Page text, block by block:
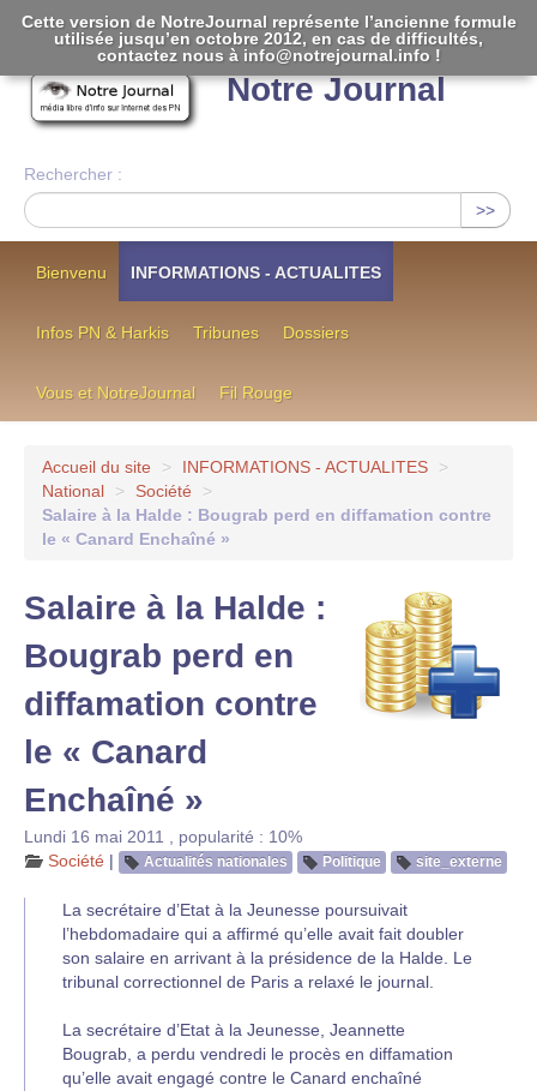
Notre Journal
Rechercher :
>>
Bienvenu INFORMATIONS - ACTUALITES
Infos PN & Harkis Tribunes Dossiers
Vous et NotreJournal Fil Rouge
Accueil du site > INFORMATIONS - ACTUALITES
>
National
> Société
>
Salaire à la Halde : Bougrab perd en diffamation contre
le « Canard Enchaîné »
Salaire à la Halde :
Bougrab perd en
diffamation contre
le « Canard
Enchaîné »
Lundi 16 mai 2011
popularité : 10%
Société | Actualités nationales Politique site_externe
La secrétaire d’Etat à la Jeunesse poursuivait
l’hebdomadaire qui a affirmé qu’elle avait fait doubler
son salaire en arrivant à la présidence de la Halde. Le
tribunal correctionnel de Paris a relaxé le journal.
La secrétaire d’Etat à la Jeunesse, Jeannette
Bougrab, a perdu vendredi le procès en diffamation
qu’elle avait engagé contre le Canard enchaîné
Cette version de NotreJournal représente l’ancienne formule
utilisée jusqu’en octobre 2012, en cas de difficultés,
contactez nous à info@notrejournal.info !